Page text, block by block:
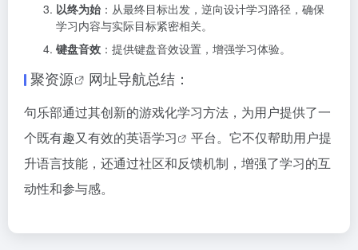
以终为始 ：从最终目标出发，逆向设计学习路径，确保
学习内容与实际目标紧密相关。
键盘音效 ：提供键盘音效设置，增强学习体验。
聚资源 网址导航总结：
句乐部通过其创新的游戏化学习方法，为用户提供了一
个既有趣又有效的英语学习
平台。它不仅帮助用户提
升语言技能，还通过社区和反馈机制，增强了学习的互
动性和参与感。